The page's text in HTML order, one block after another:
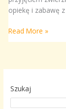
opiekę i zabawę
Read More »
Szukaj